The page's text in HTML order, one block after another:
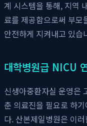
계 시스템을 통해, 지역
료를 제공함으로써 부모
안전하게 지켜내고 있습
대학병원급 NICU
신생아중환자실 운영은
춘 의료진을 필요로 하
다. 산본제일병원은 이